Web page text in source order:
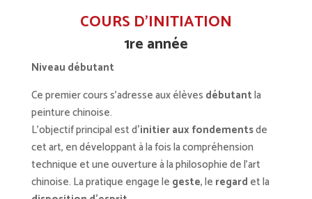
COURS D’INITIATION
1re année
Niveau débutant
Ce premier cours s’adresse aux élèves débutantla
peinture chinoise.
L’objectif principal est d’initier aux fondementsde
cet art, en développant à la fois la compréhension
technique et une ouverture à la philosophie de l’art
chinoise. La pratique engage le geste, le regard et la